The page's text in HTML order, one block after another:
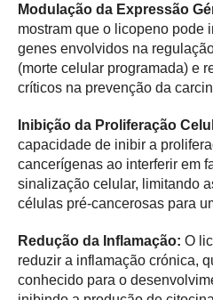
Modulação da Expressão
mostram que o licopeno pode
genes envolvidos na
(morte celular programada) e
críticos na prevenção da
Inibição da Proliferação
capacidade de inibir a
cancerígenas ao interferir em
sinalização celular, limitando
células pré-cancerosas para
Redução da Inflamação: O
reduzir a inflamação crónica,
conhecido para o